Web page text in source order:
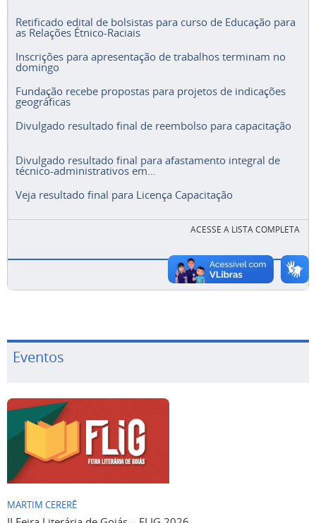
Retificado edital de bolsistas para curso de Educação para
as Relações Étnico-Raciais
Inscrições para apresentação de trabalhos terminam no
domingo
Fundação recebe propostas para projetos de indicações
geográficas
Divulgado resultado final de reembolso para capacitação
Divulgado resultado final para afastamento integral de
técnico-administrativos em...
Veja resultado final para Licença Capacitação
ACESSE A LISTA COMPLETA
Eventos
MARTIM CERERÊ